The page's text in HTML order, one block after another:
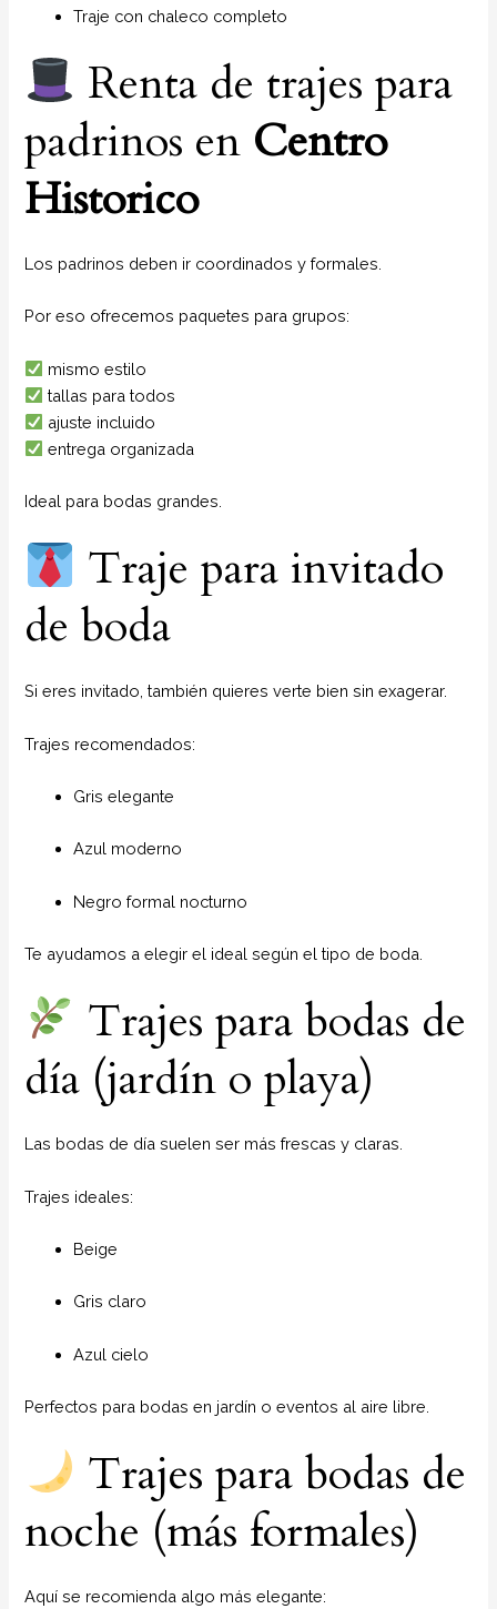
Traje con chaleco completo
Renta de trajes para
padrinos en Centro
Historico
Los padrinos deben ir coordinados y formales.
Por eso ofrecemos paquetes para grupos:
mismo estilo
tallas para todos
ajuste incluido
entrega organizada
Ideal para bodas grandes.
Traje para invitado
de boda
Si eres invitado, también quieres verte bien sin exagerar.
Trajes recomendados:
Gris elegante
Azul moderno
Negro formal nocturno
Te ayudamos a elegir el ideal según el tipo de boda.
Trajes para bodas de
día (jardín o playa)
Las bodas de día suelen ser más frescas y claras.
Trajes ideales:
Beige
Gris claro
Azul cielo
Perfectos para bodas en jardín o eventos al aire libre.
Trajes para bodas de
noche (más formales)
Aquí se recomienda algo más elegante: